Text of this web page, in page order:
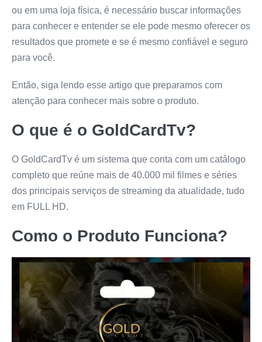
ou em uma loja física, é necessário buscar informações
para conhecer e entender se ele pode mesmo oferecer os
resultados que promete e se é mesmo confiável e seguro
para você.
Então, siga lendo esse artigo que preparamos com
atenção para conhecer mais sobre o produto.
O que é o GoldCardTv?
O GoldCardTv é um sistema que conta com um catálogo
completo que reúne mais de 40.000 mil filmes e séries
dos principais serviços de streaming da atualidade, tudo
em FULL HD.
Como o Produto Funciona?